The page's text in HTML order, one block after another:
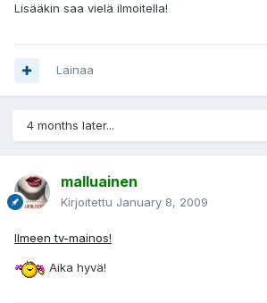
Lisääkin saa vielä ilmoitella!
Lainaa
4 months later...
malluainen
Kirjoitettu January 8, 2009
Ilmeen tv-mainos!
Aika hyvä!